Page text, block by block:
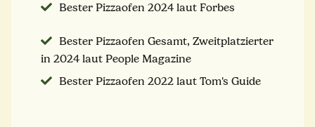
Bester Pizzaofen 2024 laut Forbes
Bester Pizzaofen Gesamt, Zweitplatzierter
in 2024 laut People Magazine
Bester Pizzaofen 2022 laut Tom's Guide